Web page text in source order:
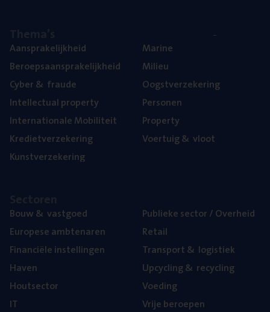
Aan­spra­ke­lijk­heid
Beroeps­aan­spra­ke­lijk­heid
Cyber& fraude
Intel­lec­tu­al property
Inter­na­ti­o­na­le Mobiliteit
Kre­diet­ver­ze­ke­ring
Kunst­ver­ze­ke­ring
Mari­ne
Mili­eu
Oogst­ver­ze­ke­ring
Per­so­nen
Pro­per­ty
Voer­tuig& vloot
Bouw& vastgoed
Euro­pe­se ambtenaren
Finan­ci­ë­le instellingen
Haven
Hout­sec­tor
IT
Publie­ke sec­tor / Overheid
Retail
Trans­port& logistiek
Upcy­cling& recycling
Voe­ding
Vrije beroe­pen